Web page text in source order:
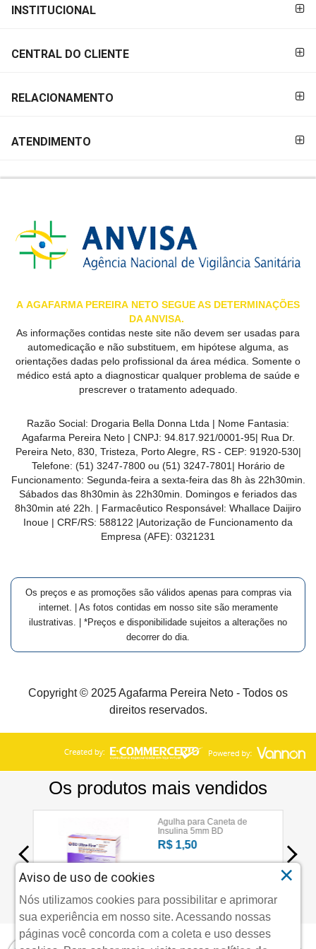
MAIS
DO
PAGAMENTO
INSTITUCIONAL
CENTRAL DO CLIENTE
RELACIONAMENTO
ATENDIMENTO
A AGAFARMA PEREIRA NETO SEGUE AS DETERMINAÇÕES
DA ANVISA.
As informações contidas neste site não devem ser usadas para
automedicação e não substituem, em hipótese alguma, as
orientações dadas pelo profissional da área médica. Somente o
médico está apto a diagnosticar qualquer problema de saúde e
prescrever o tratamento adequado.
Razão Social: Drogaria Bella Donna Ltda | Nome Fantasia:
Agafarma Pereira Neto | CNPJ: 94.817.921/0001-95| Rua Dr.
Pereira Neto, 830, Tristeza, Porto Alegre, RS - CEP: 91920-530|
Telefone: (51) 3247-7800 ou (51) 3247-7801| Horário de
Funcionamento: Segunda-feira a sexta-feira das 8h às 22h30min.
Sábados das 8h30min às 22h30min. Domingos e feriados das
8h30min até 22h. | Farmacêutico Responsável: Whallace Daijiro
Inoue | CRF/RS: 588122 |Autorização de Funcionamento da
Empresa (AFE): 0321231
Os preços e as promoções são válidos apenas para compras via
internet. | As fotos contidas em nosso site são meramente
ilustrativas. | *Preços e disponibilidade sujeitos a alterações no
decorrer do dia.
Copyright © 2025 Agafarma Pereira Neto - Todos os
direitos reservados.
Aviso de uso de cookies
Nós utilizamos cookies para possibilitar e aprimorar
sua experiência em nosso site. Acessando nossas
páginas você concorda com a coleta e uso desses
×